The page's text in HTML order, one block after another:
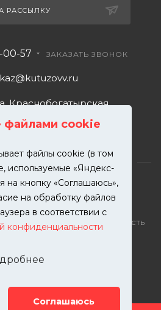
файлами cookie
файлы cookie (в том
используемые «Яндекс-
на кнопку «Соглашаюсь»,
на обработку файлов
в соответствии с
конфиденциальности
Соглашаюсь
РАССЫЛКУ
00-57 ЗАКАЗАТЬ ЗВОНОК
Краснобогатырская
Кузовной ремонт и покраска
на сайте – собственность
Все права защищены.
8(499)-302-00-57